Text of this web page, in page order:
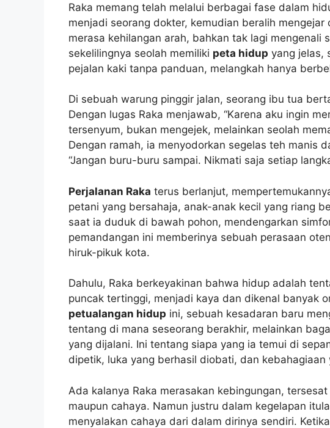
Raka memang telah melalui berbagai fase dalam
menjadi seorang dokter, kemudian beralih
merasa kehilangan arah, bahkan tak lagi mengenali
sekelilingnya seolah memiliki peta hidup yang jelas,
pejalan kaki tanpa panduan, melangkah hanya
Di sebuah warung pinggir jalan, seorang ibu tua
Dengan lugas Raka menjawab, “Karena aku ingin
tersenyum, bukan mengejek, melainkan seolah
Dengan ramah, ia menyodorkan segelas teh manis
“Jangan buru-buru sampai. Nikmati saja setiap
Perjalanan Raka terus berlanjut,
petani yang bersahaja, anak-anak kecil yang riang
saat ia duduk di bawah pohon, mendengarkan
pemandangan ini memberinya sebuah perasaan
hiruk-pikuk kota.
Dahulu, Raka berkeyakinan bahwa hidup adalah
puncak tertinggi, menjadi kaya dan dikenal banyak
petualangan hidup ini, sebuah kesadaran baru
tentang di mana seseorang berakhir, melainkan
yang dijalani. Ini tentang siapa yang ia temui di
dipetik, luka yang berhasil diobati, dan kebahagiaan
Ada kalanya Raka merasakan kebingungan,
maupun cahaya. Namun justru dalam kegelapan
menyalakan cahaya dari dalam dirinya sendiri.